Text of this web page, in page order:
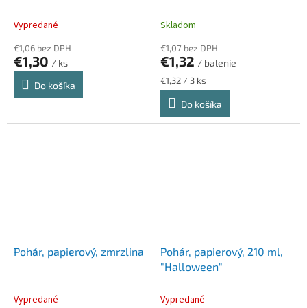
Vypredané
€1,06 bez DPH
€1,30 / ks
Do košíka
Skladom
€1,07 bez DPH
€1,32 / balenie
Jednotková
cena:
€1,32 / 3 ks
Do košíka
Pohár, papierový, zmrzlina
Vypredané
Pohár, papierový, 210 ml,
"Halloween"
Vypredané